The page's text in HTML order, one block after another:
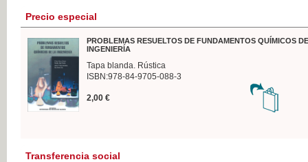
Precio especial
PROBLEMAS RESUELTOS DE FUNDAMENTOS QUÍMICOS
INGENIERÍA
Tapa blanda. Rústica
ISBN:978-84-9705-088-3
2,00 €
Transferencia social